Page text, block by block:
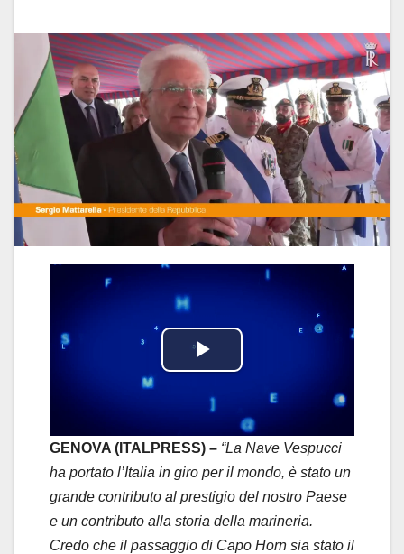
P
l
a
y
V
GENOVA (ITALPRESS) – “La Nave Vespucci
ha portato l’Italia in giro per il mondo, è stato un
grande contributo al prestigio del nostro Paese
e un contributo alla storia della marineria.
Credo che il passaggio di Capo Horn sia stato il